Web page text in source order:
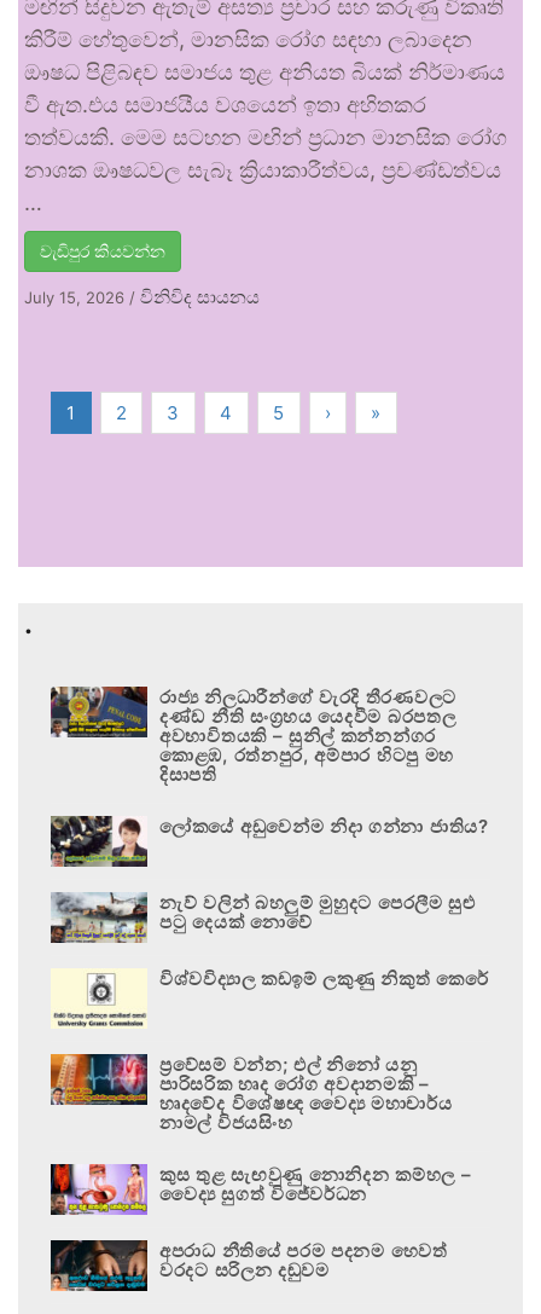
මඟින් සිදුවන ඇතැම් අසත්‍ය ප්‍රචාර සහ කරුණු විකෘති
කිරීම් හේතුවෙන්, මානසික රෝග සඳහා ලබාදෙන
ඖෂධ පිළිබඳව සමාජය තුළ අනියත බියක් නිර්මාණය
වී ඇත.එය සමාජයීය වශයෙන් ඉතා අහිතකර
තත්වයකි. මෙම සටහන මඟින් ප්‍රධාන මානසික රෝග
නාශක ඖෂධවල සැබෑ ක්‍රියාකාරීත්වය, ප්‍රචණ්ඩත්වය
…
වැඩිපුර කියවන්න
July 15, 2026 / විනිවිද සායනය
1 2 3 4 5 › »
.
රාජ්‍ය නිලධාරීන්ගේ වැරදි තීරණවලට
දණ්ඩ නීති සංග්‍රහය යෙදවීම බරපතල
අවභාවිතයකි – සුනිල් කන්නන්ගර
කොළඹ, රත්නපුර, අම්පාර හිටපු මහ
දිසාපති
ලෝකයේ අඩුවෙන්ම නිදා ගන්නා ජාතිය?
නැව් වලින් බහලුම් මුහුදට පෙරලීම සුළු
පටු දෙයක් නොවේ
විශ්වවිද්‍යාල කඩඉම් ලකුණු නිකුත් කෙරේ
ප්‍රවේසම් වන්න; එල් නිනෝ යනු
පාරිසරික හෘද රෝග අවදානමකි –
හෘදවේද විශේෂඥ වෛද්‍ය මහාචාර්ය
නාමල් විජයසිංහ
කුස තුළ සැඟවුණු නොනිදන කම්හල –
වෛද්‍ය සුගත් විජේවර්ධන
අපරාධ නීතියේ පරම පදනම හෙවත්
වරදට සරිලන දඬුවම